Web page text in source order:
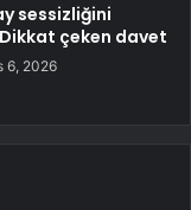
sessizliğini
çeken davet
6, 2026